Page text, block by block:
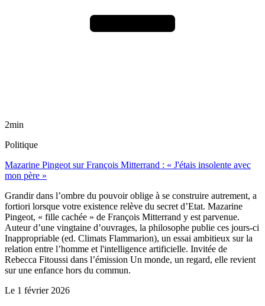
2min
Politique
Mazarine Pingeot sur François Mitterrand : « J'étais insolente avec
mon père »
Grandir dans l’ombre du pouvoir oblige à se construire autrement, a
fortiori lorsque votre existence relève du secret d’Etat. Mazarine
Pingeot, « fille cachée » de François Mitterrand y est parvenue.
Auteur d’une vingtaine d’ouvrages, la philosophe publie ces jours-ci
Inappropriable (ed. Climats Flammarion), un essai ambitieux sur la
relation entre l’homme et l'intelligence artificielle. Invitée de
Rebecca Fitoussi dans l’émission Un monde, un regard, elle revient
sur une enfance hors du commun.
Le 1 février 2026